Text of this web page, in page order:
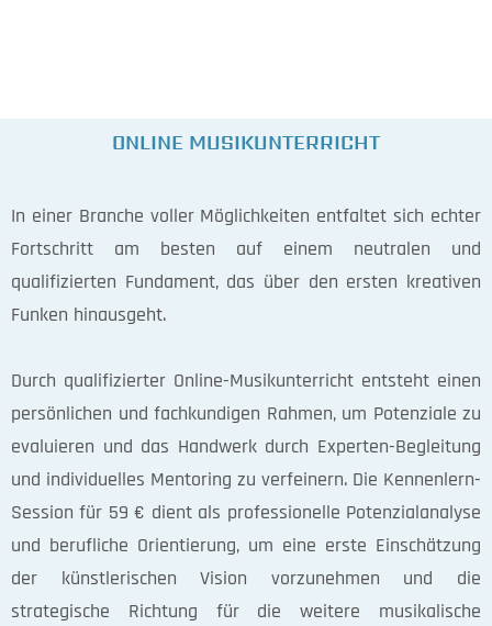
ONLINE MUSIKUNTERRICHT
In einer Branche voller Möglichkeiten entfaltet sich echter
Fortschritt am besten auf einem neutralen und
qualifizierten Fundament, das über den ersten kreativen
Funken hinausgeht.
Durch qualifizierter Online-Musikunterricht entsteht einen
persönlichen und fachkundigen Rahmen, um Potenziale zu
evaluieren und das Handwerk durch Experten-Begleitung
und individuelles Mentoring zu verfeinern. Die Kennenlern-
Session für 59 € dient als professionelle Potenzialanalyse
und berufliche Orientierung, um eine erste Einschätzung
der künstlerischen Vision vorzunehmen und die
strategische Richtung für die weitere musikalische